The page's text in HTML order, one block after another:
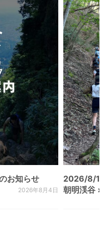
お知らせ
2026年8月4日
2026/8/
朝明渓谷 ×